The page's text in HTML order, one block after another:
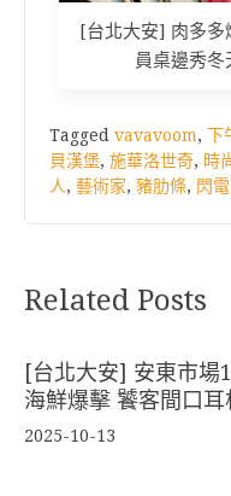
[台北大安] 肉多多
員桌邊秀
Tagged vavavoom, 下
貝漢堡, 施華洛世奇, 時
人, 藝術家, 豬肋條, 閃
Related Posts
[台北大安] 安東市場
海鮮爆擊 饕客間口
2025-10-13